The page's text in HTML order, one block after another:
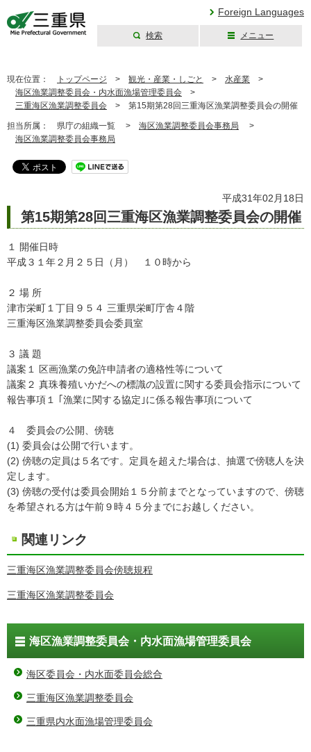
Foreign Languages
検索 メニュー
現在位置： トップページ > 観光・産業・しごと > 水産業 >
海区漁業調整委員会・内水面漁場管理委員会 >
三重海区漁業調整委員会 > 第15期第28回三重海区漁業調整委員会の開催
担当所属： 県庁の組織一覧 > 海区漁業調整委員会事務局 >
海区漁業調整委員会事務局
平成31年02月18日
第15期第28回三重海区漁業調整委員会の開催
１ 開催日時
平成３１年２月２５日（月） １０時から
２ 場 所
津市栄町１丁目９５４ 三重県栄町庁舎４階
三重海区漁業調整委員会委員室
３ 議 題
議案１ 区画漁業の免許申請者の適格性等について
議案２ 真珠養殖いかだへの標識の設置に関する委員会指示について
報告事項１ ｢漁業に関する協定｣に係る報告事項について
４ 委員会の公開、傍聴
(1) 委員会は公開で行います。
(2) 傍聴の定員は５名です。定員を超えた場合は、抽選で傍聴人を決
定します。
(3) 傍聴の受付は委員会開始１５分前までとなっていますので、傍聴
を希望される方は午前９時４５分までにお越しください。
関連リンク
三重海区漁業調整委員会傍聴規程
三重海区漁業調整委員会
海区漁業調整委員会・内水面漁場管理委員会
海区委員会・内水面委員会総合
三重海区漁業調整委員会
三重県内水面漁場管理委員会